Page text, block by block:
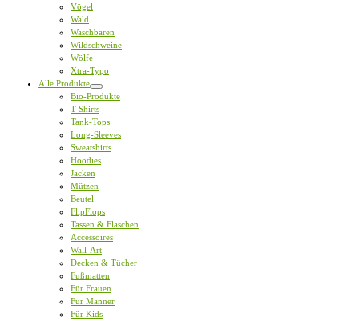
Vögel
Wald
Waschbären
Wildschweine
Wölfe
Xtra-Typo
Alle Produkte
Bio-Produkte
T-Shirts
Tank-Tops
Long-Sleeves
Sweatshirts
Hoodies
Jacken
Mützen
Beutel
FlipFlops
Tassen & Flaschen
Accessoires
Wall-Art
Decken & Tücher
Fußmatten
Für Frauen
Für Männer
Für Kids